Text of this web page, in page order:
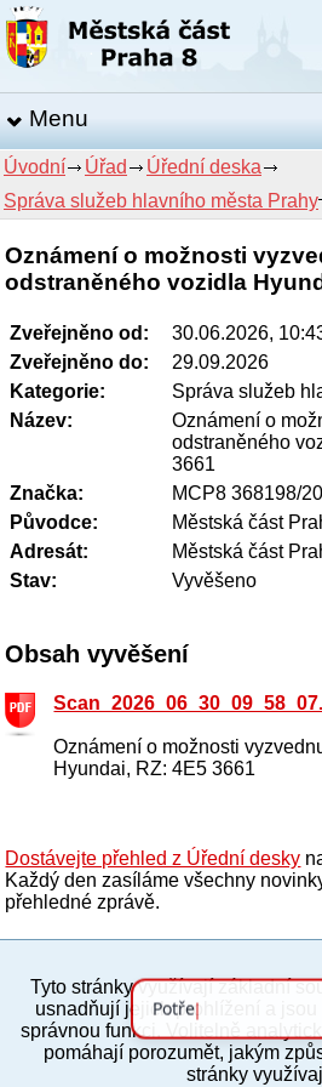
Menu
Úvodní Úřad
Úřední deska
Správa služeb hlavního města Prahy
Oznámení o možnosti
odstraněného vozidla
Zveřejněno od:
30.06.2026,
Zveřejněno do:
29.09.2026
Kategorie:
Správa služeb
Název:
Oznámení o
odstraněného
3661
Značka:
MCP8 368198/
Původce:
Městská část
Adresát:
Městská část
Stav:
Vyvěšeno
Obsah vyvěšení
Oznámení o možnosti
Hyundai, RZ: 4E5 3661
Dostávejte přehled z Úřední desky
Každý den zasíláme všechny
přehledné zprávě.
Povinné a praktické
Tyto stránky využívají základní
usnadňují jejich prohlížení a jsou
správnou funkci. Volitelně
pomáhají porozumět, jakým
stránky